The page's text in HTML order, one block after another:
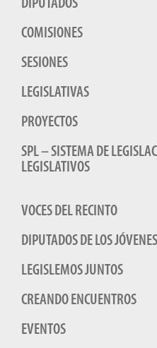
DIPUTADOS
COMISIONES
SESIONES
LEGISLATIVAS
PROYECTOS
SPL – SISTEMA DE
LEGISLATIVOS
VOCES DEL RECINTO
DIPUTADOS DE LOS JÓVENES
LEGISLEMOS JUNTOS
CREANDO ENCUENTROS
EVENTOS